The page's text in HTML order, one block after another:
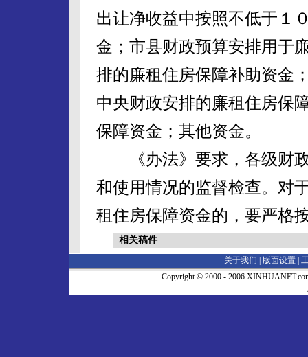
出让净收益中按照不低于１
金；市县财政预算安排用于
排的廉租住房保障补助资金
中央财政安排的廉租住房保
保障资金；其他资金。
《办法》要求，各级财政
和使用情况的监督检查。对
租住房保障资金的，要严格
相关稿件
关于我们 | 版面设置
Copyright © 2000 - 2006